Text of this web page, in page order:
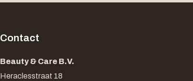
Contact
Beauty & Care B.V.
Heraclesstraat 18